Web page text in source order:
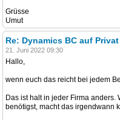
Grüsse
Umut
Re: Dynamics BC auf
21. Juni 2022 09:30
Hallo,
wenn euch das reicht bei jedem
Das ist halt in jeder Firma
benötigst, macht das irgendwann